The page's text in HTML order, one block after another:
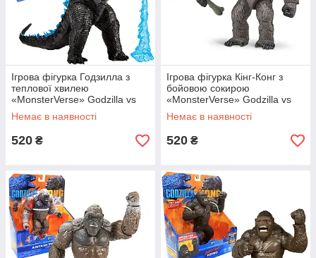
Ігрова фігурка Годзилла з
теплової хвилею
«MonsterVerse» Godzilla vs
Kong 15*30*7 см (35302)
Немає в наявності
520 ₴
Ігрова фігурка Кінг-Конг з
бойовою сокирою
«MonsterVerse» Godzilla vs
Kong 15*10*5 см (35303)
Немає в наявності
520 ₴